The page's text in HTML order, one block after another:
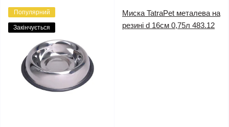
Популярний
Закінчується
Миска TatraPet металева на
резині d 16см 0,75л 483.12